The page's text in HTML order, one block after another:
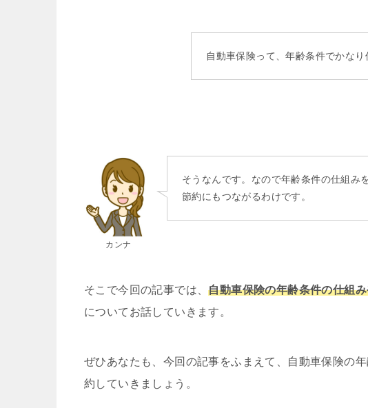
自動車保険って、年齢条件でかな
カンナ
そうなんです。なので年齢条件の仕組み
節約にもつながるわけです。
そこで今回の記事では、自動車保険の年齢条件の仕組
についてお話していきます。
ぜひあなたも、今回の記事をふまえて、自動車保険の
約していきましょう。